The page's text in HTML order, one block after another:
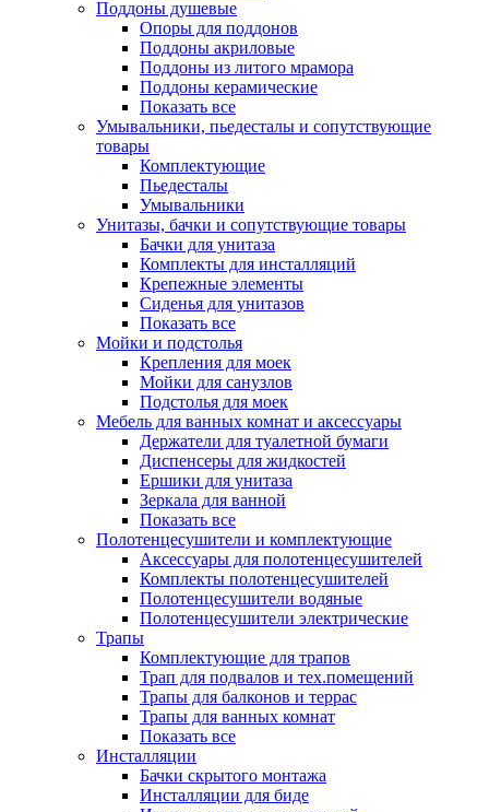
Поддоны душевые
Опоры для поддонов
Поддоны акриловые
Поддоны из литого мрамора
Поддоны керамические
Показать все
Умывальники, пьедесталы и сопутствующие
товары
Комплектующие
Пьедесталы
Умывальники
Унитазы, бачки и сопутствующие товары
Бачки для унитаза
Комплекты для инсталляций
Крепежные элементы
Сиденья для унитазов
Показать все
Мойки и подстолья
Крепления для моек
Мойки для санузлов
Подстолья для моек
Мебель для ванных комнат и аксессуары
Держатели для туалетной бумаги
Диспенсеры для жидкостей
Ершики для унитаза
Зеркала для ванной
Показать все
Полотенцесушители и комплектующие
Аксессуары для полотенцесушителей
Комплекты полотенцесушителей
Полотенцесушители водяные
Полотенцесушители электрические
Трапы
Комплектующие для трапов
Трап для подвалов и тех.помещений
Трапы для балконов и террас
Трапы для ванных комнат
Показать все
Инсталляции
Бачки скрытого монтажа
Инсталляции для биде